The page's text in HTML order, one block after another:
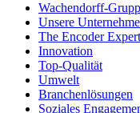
Wachendorff-
Unsere
The Encoder
Innovation
Top-Qualität
Umwelt
Branchenlösungen
Soziales